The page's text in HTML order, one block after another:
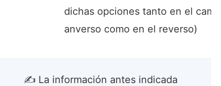
dichas opciones tanto en el
anverso como en el reverso)
✍ La información antes indicada